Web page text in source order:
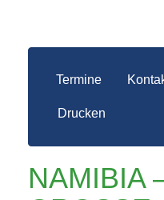
Termine
Drucken
NAMIBIA